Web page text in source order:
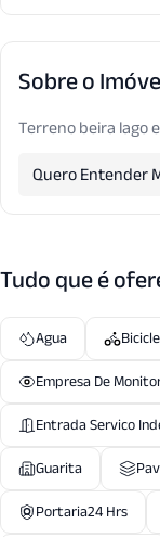
Sobre o
Terreno beira lago
Quero Entender
Tudo que é
Agua
Empresa De
Entrada Servico
Guarita
Portaria24 Hrs